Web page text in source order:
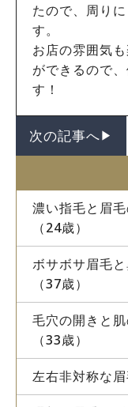
たので、周り
す。
お店の雰囲気
ができるので
す！
次の記事へ▶︎
濃い指毛と眉
（24歳）
ボサボサ眉毛
（37歳）
毛穴の開きと
（33歳）
左右非対称な